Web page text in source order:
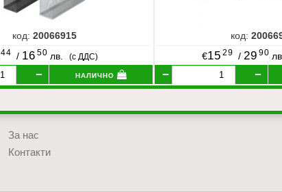
код: 20066915
44 / 16 50 лв. (с ДДС)
налично
код:
€15 29 / 29 90 лв.
За нас
Контакти